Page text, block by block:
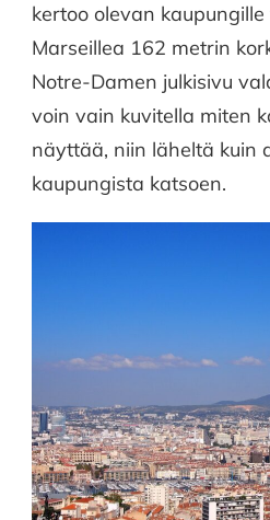
kertoo olevan
Marseillea 162 metrin
Notre-Damen julkisivu
voin vain kuvitella miten
näyttää, niin läheltä kuin
kaupungista katsoen.